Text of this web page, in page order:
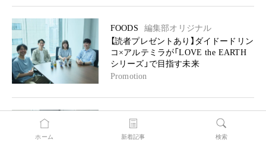
FOODS
編集部オリジナル
【読者プレゼントあり】ダイドードリン
コ×アルテミラが「LOVE the EARTH
シリーズ」で目指す未来
Promotion
LIFESTYLE
アイカサをコンビニを越えるインフラ
ホーム 新着記事 検索